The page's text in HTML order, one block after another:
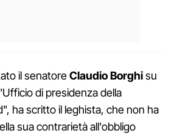
il senatoreClaudio Borghisu
di presidenza della
ha scritto il leghista, che non ha
sua contrarietà all'obbligo